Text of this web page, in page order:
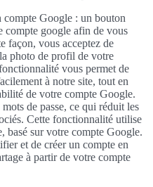
Google : un bouton
compte google afin de vous
façon, vous acceptez de
photo de profil de votre
vous permet de
à notre site, tout en
de votre compte Google.
de passe, ce qui réduit les
Cette fonctionnalité utilise
basé sur votre compte Google.
et de créer un compte en
à partir de votre compte